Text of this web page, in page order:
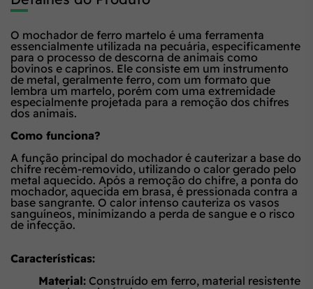
O mochador de ferro martelo é uma ferramenta
essencialmente utilizada na pecuária, especificamente
para o processo de descorna de animais como
bovinos e caprinos. Ele consiste em um instrumento
de metal, geralmente ferro, com um formato que
lembra um martelo, porém com uma extremidade
especialmente projetada para a remoção dos chifres
dos animais.
Como funciona?
A função principal do mochador é cauterizar a base do
chifre recém-removido, utilizando o calor gerado pelo
metal aquecido. Após a remoção do chifre, a ponta do
mochador, aquecida em brasa, é pressionada contra a
base sangrante. O calor intenso cauteriza os vasos
sanguíneos, minimizando a perda de sangue e o risco
de infecção.
Características:
Material: Construído em ferro, material resistente